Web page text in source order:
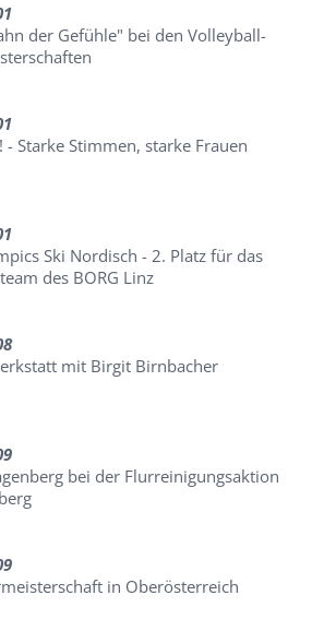
der Gefühle" bei den Volleyball-
- Starke Stimmen, starke Frauen
Ski Nordisch - 2. Platz für das
des BORG Linz
mit Birgit Birnbacher
bei der Flurreinigungsaktion
in Oberösterreich